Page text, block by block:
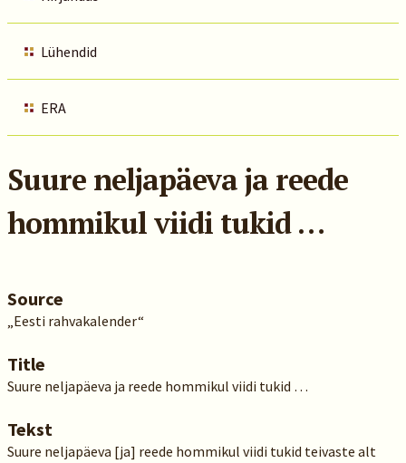
Lühendid
ERA
Suure neljapäeva ja reede
hommikul viidi tukid …
Source
„Eesti rahvakalender“
Title
Suure neljapäeva ja reede hommikul viidi tukid …
Tekst
Suure neljapäeva [ja] reede hommikul viidi tukid teivaste alt